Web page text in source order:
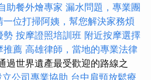
助餐外燴專家 漏水問題，專業團
一位打掃阿姨，幫您解決家務煩
勢 按摩證照培訓班 附近按摩選擇
推薦 高雄律師，當地的專業法律
過世界遺產最受歡迎的路線之
公司專業協助 台中肩頸放鬆療